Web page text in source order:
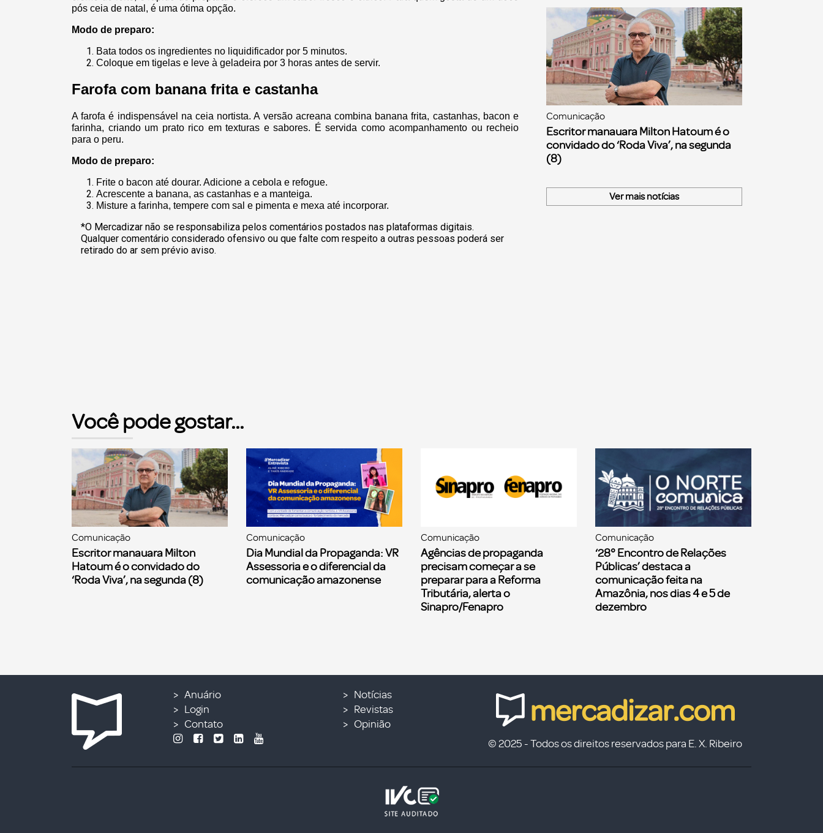
pós ceia de natal, é uma ótima opção.
Modo de preparo:
Bata todos os ingredientes no liquidificador por 5 minutos.
Coloque em tigelas e leve à geladeira por 3 horas antes de servir.
Farofa com banana frita e castanha
A farofa é indispensável na ceia nortista. A versão acreana combina banana frita, castanhas, bacon e
farinha, criando um prato rico em texturas e sabores. É servida como acompanhamento ou recheio
para o peru.
Modo de preparo:
Frite o bacon até dourar. Adicione a cebola e refogue.
Acrescente a banana, as castanhas e a manteiga.
Misture a farinha, tempere com sal e pimenta e mexa até incorporar.
*O Mercadizar não se responsabiliza pelos comentários postados nas plataformas digitais.
Qualquer comentário considerado ofensivo ou que falte com respeito a outras pessoas poderá ser
retirado do ar sem prévio aviso.
Comunicação
Escritor manauara Milton Hatoum é o
convidado do ‘Roda Viva’, na segunda
(8)
Ver mais notícias
Você pode gostar...
Comunicação
Escritor manauara Milton
Hatoum é o convidado do
‘Roda Viva’, na segunda (8)
Comunicação
Dia Mundial da Propaganda: VR
Assessoria e o diferencial da
comunicação amazonense
Comunicação
Agências de propaganda
precisam começar a se
preparar para a Reforma
Tributária, alerta o
Sinapro/Fenapro
Comunicação
‘28° Encontro de Relações
Públicas’ destaca a
comunicação feita na
Amazônia, nos dias 4 e 5 de
dezembro
Anuário
Login
Contato
Notícias
Revistas
Opinião
© 2025 - Todos os direitos reservados para E. X. Ribeiro